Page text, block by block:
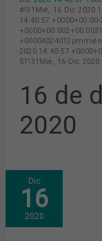
#!31Mié, 16 Dic 2020
14:40:57
2020 14:40:57
5T!31Mié, 16 Dic
16 de
2020
Dic
16
2020
JUNTA
GENERAL
ORDINARIA:
APROBADA
POR
UNANIMIDAD
LA